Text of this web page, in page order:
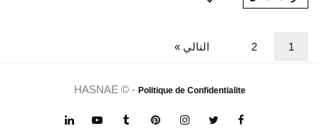
1
2 التالي »
HASNAE © - Politique de Confidentialite